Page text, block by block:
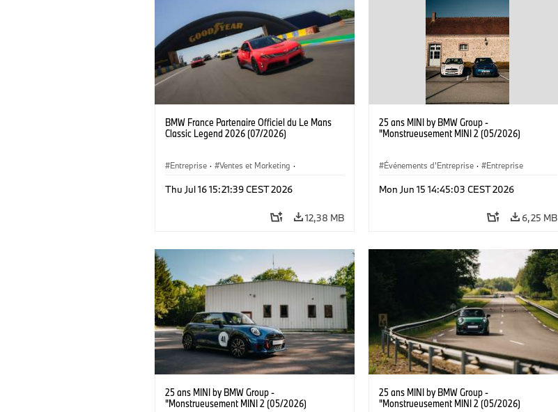
BMW France Partenaire Officiel du Le Mans
Classic Legend 2026 (07/2026)
Entreprise · Ventes et Marketing ·
Thu Jul 16 15:21:39 CEST 2026
12,38 MB
25 ans MINI by BMW Group -
"Monstrueusement MINI 2 (05/2026)
Événements d'Entreprise · Entreprise
Mon Jun 15 14:45:03 CEST 2026
6,25 MB
25 ans MINI by BMW Group -
"Monstrueusement MINI 2 (05/2026)
25 ans MINI by BMW Group -
"Monstrueusement MINI 2 (05/2026)